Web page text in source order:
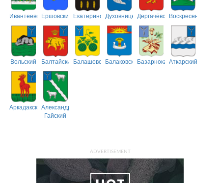
ИвантеевскийЕршовский ЕкатериновскийДуховницкийДергачёвскийВоскресенский
Вольский БалтайскийБалашовскийБалаковскийБазарнокарабулакский
Аткарский
АркадакскийАлександрово-
Гайский
ADVERTISEMENT